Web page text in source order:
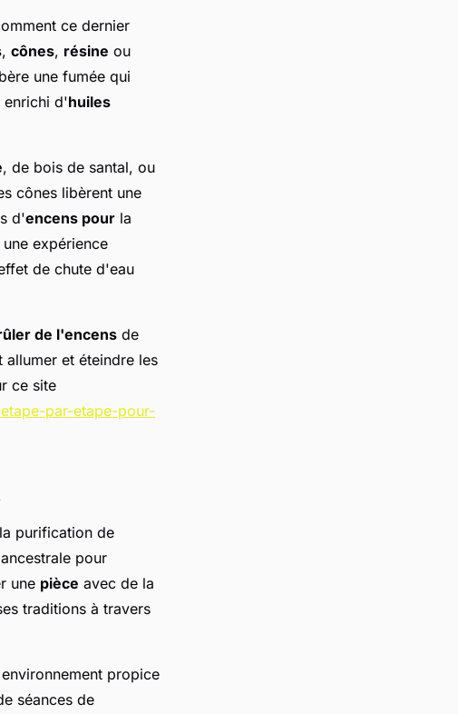
ce dernier
, cônes, résine ou
une fumée qui
enrichi d'huiles
, de bois de santal, ou
cônes libèrent une
d'encens pour la
expérience
de chute d'eau
de l'encens de
et éteindre les
ce site
par-etape-pour-
purification de
pour
une pièce avec de la
traditions à travers
propice
séances de